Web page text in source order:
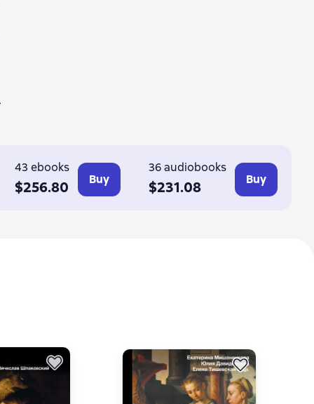
43 ebooks
$256.80 Buy
36 audiobooks
$231.08 Buy